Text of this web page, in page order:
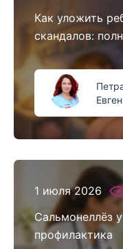
Как уложить
скандалов:
1 июля 2026
Сальмонеллёз
профилактика